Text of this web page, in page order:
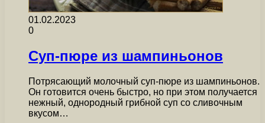
01.02.2023
0
Суп-пюре из шампиньонов
Потрясающий молочный суп-пюре из шампиньонов.
Он готовится очень быстро, но при этом получается
нежный, однородный грибной суп со сливочным
вкусом…